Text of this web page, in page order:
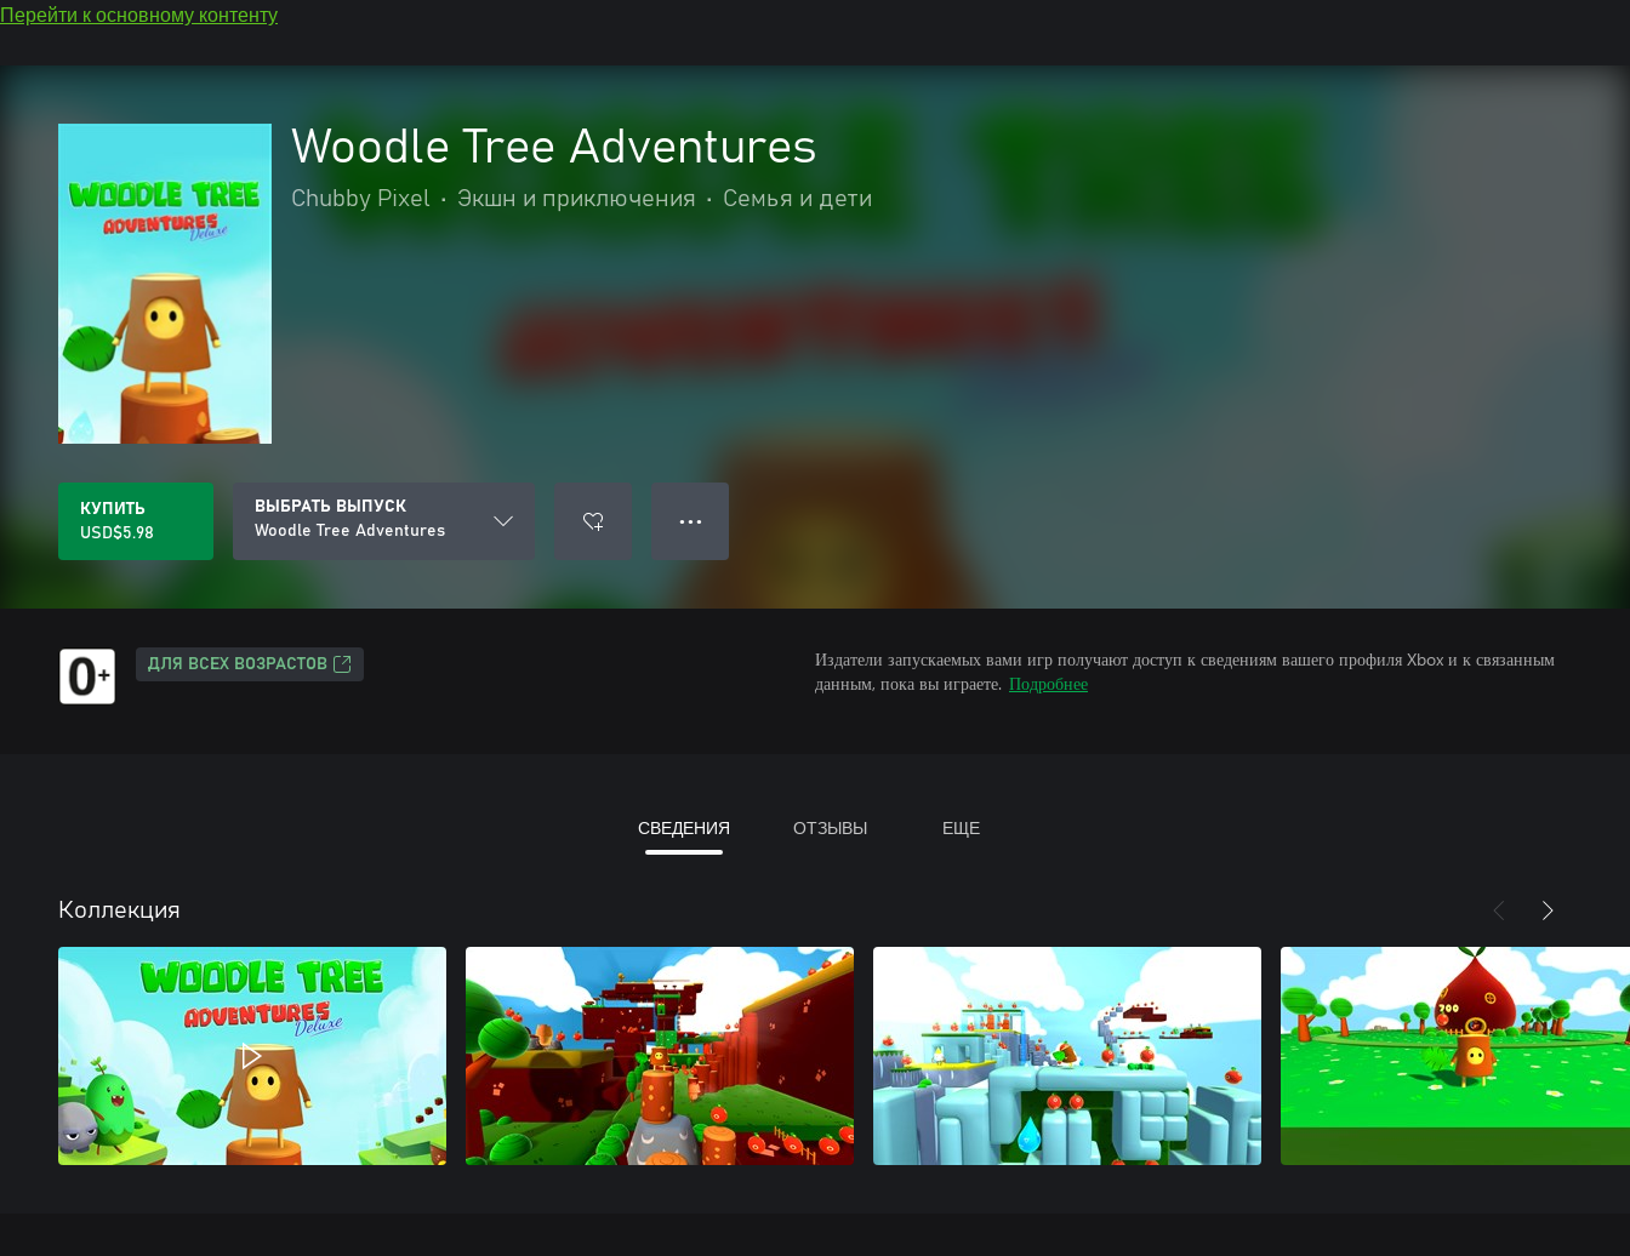
Перейти к основному контенту
Woodle Tree Adventures
Chubby Pixel • Экшн и приключения • Семья и дети
КУПИТЬ
USD$5.98
ВЫБРАТЬ ВЫПУСК
Woodle Tree Adventures
● ● ●
ДЛЯ ВСЕХ ВОЗРАСТОВ
Издатели запускаемых вами игр получают доступ к сведениям вашего профиля Xbox и к связанным
данным, пока вы играете. Подробнее
СВЕДЕНИЯ ОТЗЫВЫ ЕЩЕ
Коллекция